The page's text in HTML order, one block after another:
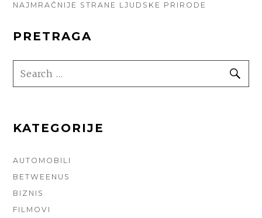
NAJMRAČNIJE STRANE LJUDSKE PRIRODE
PRETRAGA
SEARCH
FOR:
KATEGORIJE
AUTOMOBILI
BETWEENUS
BIZNIS
FILMOVI